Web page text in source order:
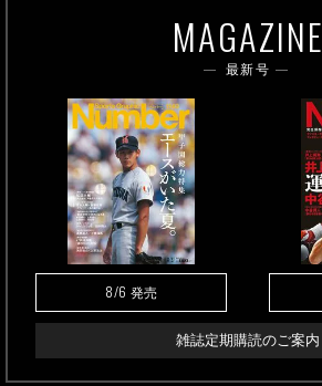
MAGAZINE
最新号
8/6 発売
雑誌定期購読のご案内